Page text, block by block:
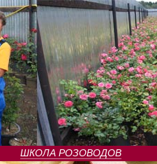
ШКОЛА РОЗОВОДОВ